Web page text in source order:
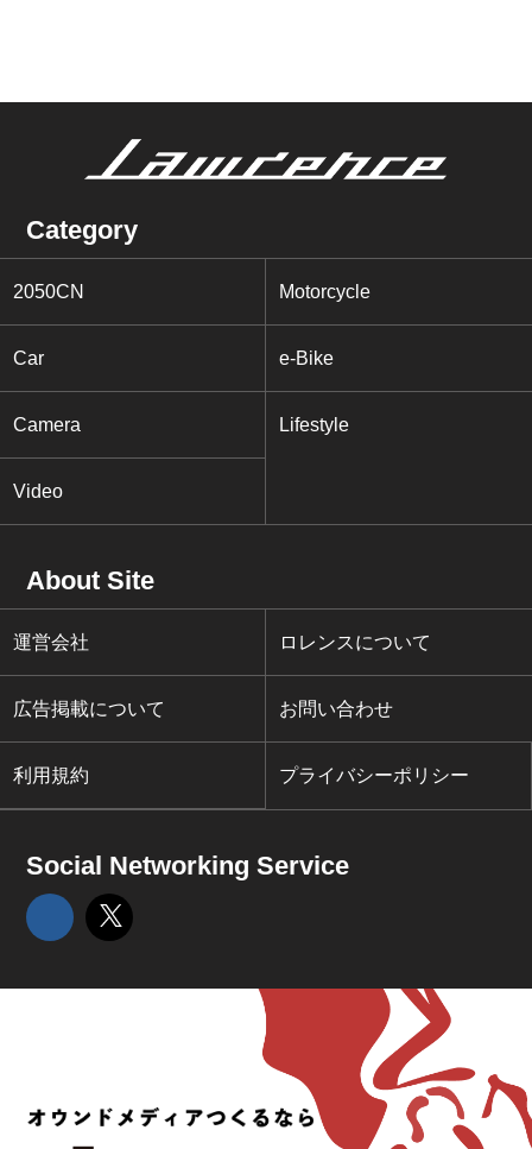
Category
2050CN Motorcycle
Car e-Bike
Camera Lifestyle
Video
About Site
運営会社 ロレンスについて
広告掲載について お問い合わせ
利用規約 プライバシーポリシー
Social Networking Service